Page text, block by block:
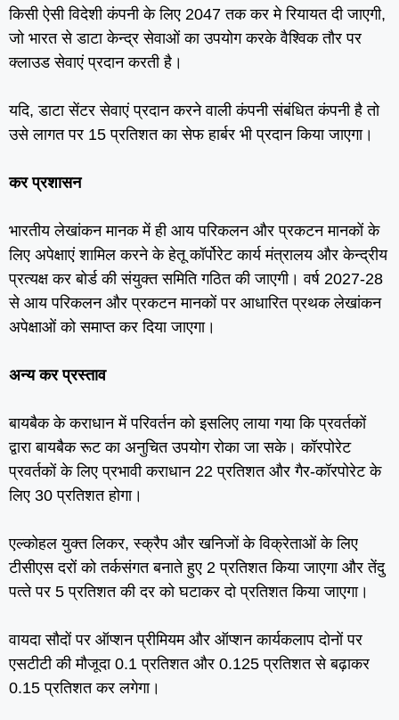
किसी ऐसी विदेशी कंपनी के लिए 2047 तक कर मे रियायत दी जाएगी,
जो भारत से डाटा केन्‍द्र सेवाओं का उपयोग करके वैश्विक तौर पर
क्‍लाउड सेवाएं प्रदान करती है।
यदि, डाटा सेंटर सेवाएं प्रदान करने वाली कंपनी संबंधित कंपनी है तो
उसे लागत पर 15 प्रतिशत का सेफ हार्बर भी प्रदान किया जाएगा।
कर प्रशासन
भारतीय लेखांकन मानक में ही आय परिकलन और प्रकटन मानकों के
लिए अपेक्षाएं शामिल करने के हेतू कॉर्पोरेट कार्य मंत्रालय और केन्‍द्रीय
प्रत्‍यक्ष कर बोर्ड की संयुक्‍त समिति गठित की जाएगी। वर्ष 2027-28
से आय परिकलन और प्रकटन मानकों पर आधारित प्रथक लेखांकन
अपेक्षाओं को समाप्‍त कर दिया जाएगा।
अन्‍य कर प्रस्‍ताव
बायबैक के कराधान में परिवर्तन को इसलिए लाया गया कि प्रवर्तकों
द्वारा बायबैक रूट का अनुचित उपयोग रोका जा सके। कॉरपोरेट
प्रवर्तकों के लिए प्रभावी कराधान 22 प्रतिशत और गैर-कॉरपोरेट के
लिए 30 प्रतिशत होगा।
एल्‍कोहल युक्‍त लिकर, स्‍क्रैप और खनिजों के विक्रेताओं के लिए
टीसीएस दरों को तर्कसंगत बनाते हुए 2 प्रतिशत किया जाएगा और तेंदु
पत्‍ते पर 5 प्रतिशत की दर को घटाकर दो प्रतिशत किया जाएगा।
वायदा सौदों पर ऑप्‍शन प्रीमियम और ऑप्‍शन कार्यकलाप दोनों पर
एसटीटी की मौजूदा 0.1 प्रतिशत और 0.125 प्रतिशत से बढ़ाकर
0.15 प्रतिशत कर लगेगा।